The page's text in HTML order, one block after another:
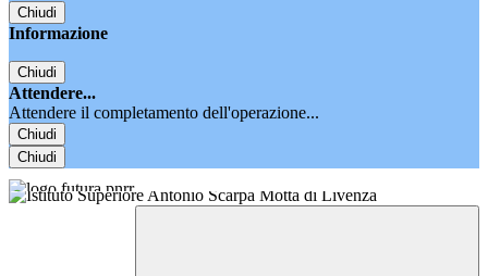
Chiudi
Informazione
Chiudi
Attendere...
Attendere il completamento dell'operazione...
Chiudi
Chiudi